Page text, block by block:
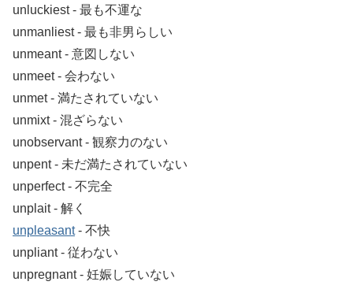
unluckiest ‐ 最も不運な
unmanliest ‐ 最も非男らしい
unmeant ‐ 意図しない
unmeet ‐ 会わない
unmet ‐ 満たされていない
unmixt ‐ 混ざらない
unobservant ‐ 観察力のない
unpent ‐ 未だ満たされていない
unperfect ‐ 不完全
unplait ‐ 解く
unpleasant‐ 不快
unpliant ‐ 従わない
unpregnant ‐ 妊娠していない